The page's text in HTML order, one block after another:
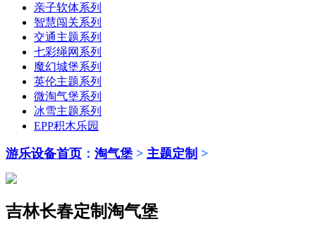
亲子软体系列
智慧闯关系列
交通主题系列
七彩绳网系列
魔幻城堡系列
英伦主题系列
微淘气堡系列
冰雪主题系列
EPP积木乐园
游乐设备首页 ： 淘气堡 > 主题定制 >
吉林长春定制淘气堡